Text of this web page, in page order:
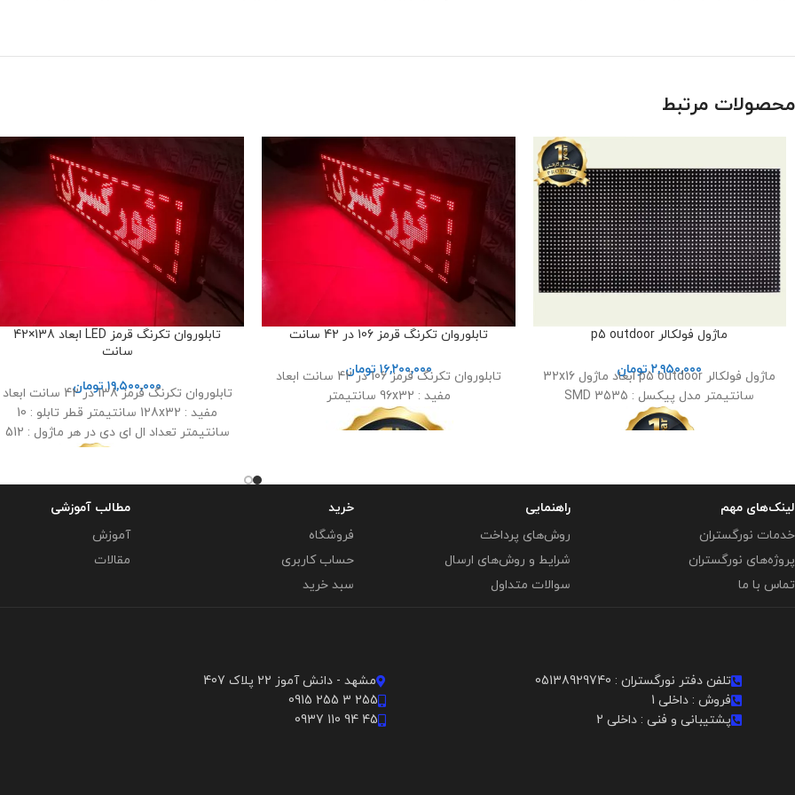
محصولات مرتبط
ماژول فولکالر p5 outdoor
۲,۹۵۰,۰۰۰ تومان
ماژول فولکالر p5 outdoor ابعاد ماژول 32x16
سانتیمتر مدل پیکسل : SMD 3535
تابلوروان تکرنگ قرمز 106 در 42 سانت
۱۶,۲۰۰,۰۰۰ تومان
تابلوروان تکرنگ قرمز 106 در 42 سانت ابعاد
مفید : 96x32 سانتیمتر
تابلوروان تکرنگ قرمز LED ابعاد 138×42
سانت
۱۹,۵۰۰,۰۰۰ تومان
تابلوروان تکرنگ قرمز 138 در 42 سانت ابعاد
مفید : 128x32 سانتیمتر قطر تابلو : 10
سانتیمتر تعداد ال ای دی در هر ماژول : 512
لینک‌های مهم
خدمات نورگستران
پروژه‌های نورگستران
تماس با ما
راهنمایی
روش‌های پرداخت
شرایط و روش‌های ارسال
سوالات متداول
خرید
فروشگاه
حساب کاربری
سبد خرید
مطالب آموزشی
آموزش
مقالات
تلفن دفتر نورگستران : 05138929740
فروش : داخلی 1
پشتیبانی و فنی : داخلی 2
مشهد - دانش آموز 22 پلاک 407
255 3 255 0915
45 94 110 0937